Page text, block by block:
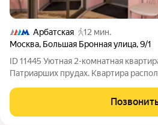
Арбатская
12 мин.
Москва, Большая Бронная улица,9/1
ID 11445 Уютная 2-комнатная
Патриарших прудах. Квартира
укомплектована необходимой
Установлены кондиционер и